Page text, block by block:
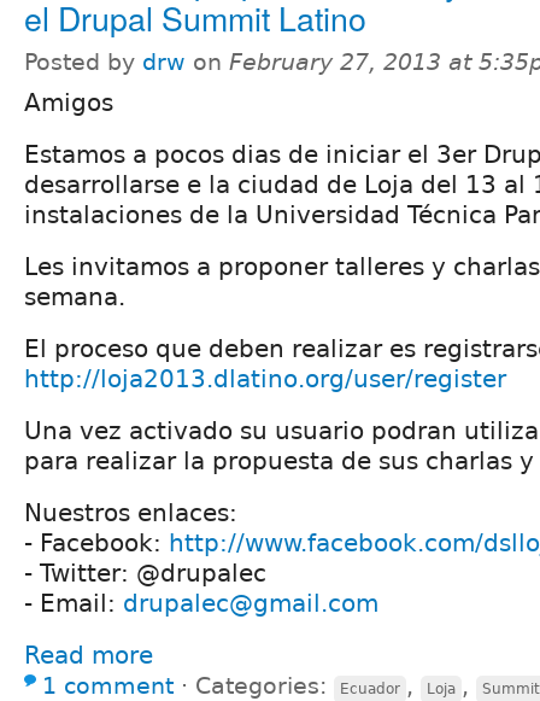
el Drupal Summit Latino
Posted by drw on February 27, 2013 at
Amigos
Estamos a pocos dias de iniciar el 3er
desarrollarse e la ciudad de Loja del 13 al
instalaciones de la Universidad Técnica
Les invitamos a proponer talleres y
semana.
El proceso que deben realizar es
http://loja2013.dlatino.org/user/register
Una vez activado su usuario podran
para realizar la propuesta de sus charlas
Nuestros enlaces:
- Facebook: http://www.facebook.com/
- Twitter: @drupalec
- Email: drupalec@gmail.com
Read more
1 comment ⋅ Categories: Ecuador , Loja , Summit